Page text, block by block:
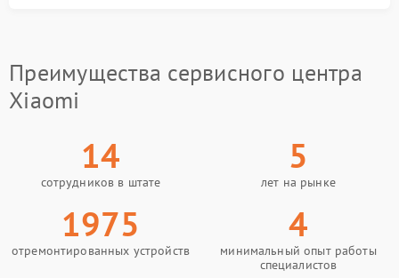
Преимущества сервисного центра
Xiaomi
14
сотрудников в штате
5
лет на рынке
1975
отремонтированных устройств
4
минимальный опыт работы
специалистов